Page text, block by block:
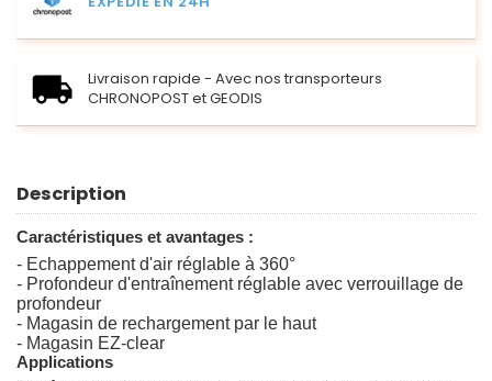
Livraison rapide - Avec nos transporteurs
CHRONOPOST et GEODIS
Description
Caractéristiques et avantages :
- Echappement d'air réglable à 360°
- Profondeur d'entraînement réglable avec verrouillage de
profondeur
- Magasin de rechargement par le haut
- Magasin EZ-clear
Applications